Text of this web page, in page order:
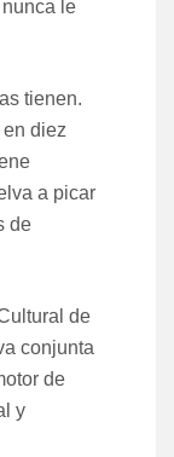
le
tienen.
diez
a picar
de
de
conjunta
de
y